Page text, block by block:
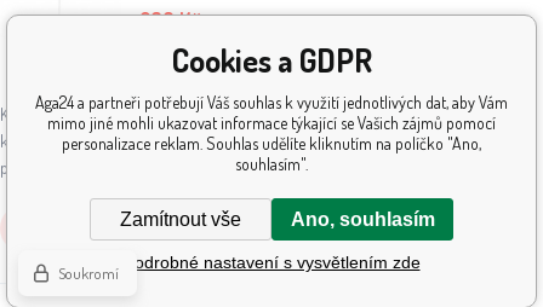
Modrý
Klasický zahradní slunečník s pevnou
konstrukcí a kvalitním
potahem, vyrobeným z odolného
polyesterového materiálu.
Skladem 5+ ks
269Kč319Kč
Cookies a GDPR
Aga24 a partneři potřebují Váš souhlas k využití jednotlivých dat, aby Vám
mimo jiné mohli ukazovat informace týkající se Vašich zájmů pomocí
personalizace reklam. Souhlas udělíte kliknutím na políčko "Ano,
souhlasím".
Zamítnout vše Ano, souhlasím
Podrobné nastavení s vysvětlením zde
Soukromí